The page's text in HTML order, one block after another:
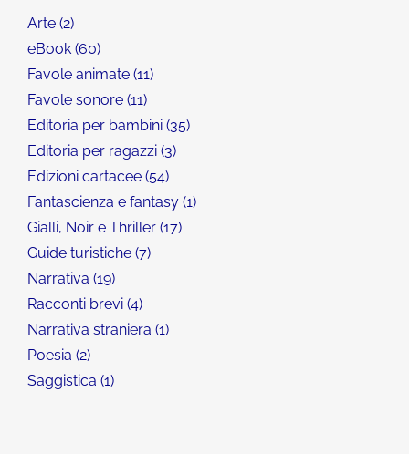
Arte 2
eBook 60
Favole animate 11
Favole sonore 11
Editoria per bambini 35
Editoria per ragazzi 3
Edizioni cartacee 54
Fantascienza e fantasy 1
Gialli, Noir e Thriller 17
Guide turistiche 7
Narrativa 19
Racconti brevi 4
Narrativa straniera 1
Poesia 2
Saggistica 1